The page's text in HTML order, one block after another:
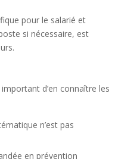
pour le salarié et
si nécessaire, est
d’en connaître les
n’est pas
en prévention